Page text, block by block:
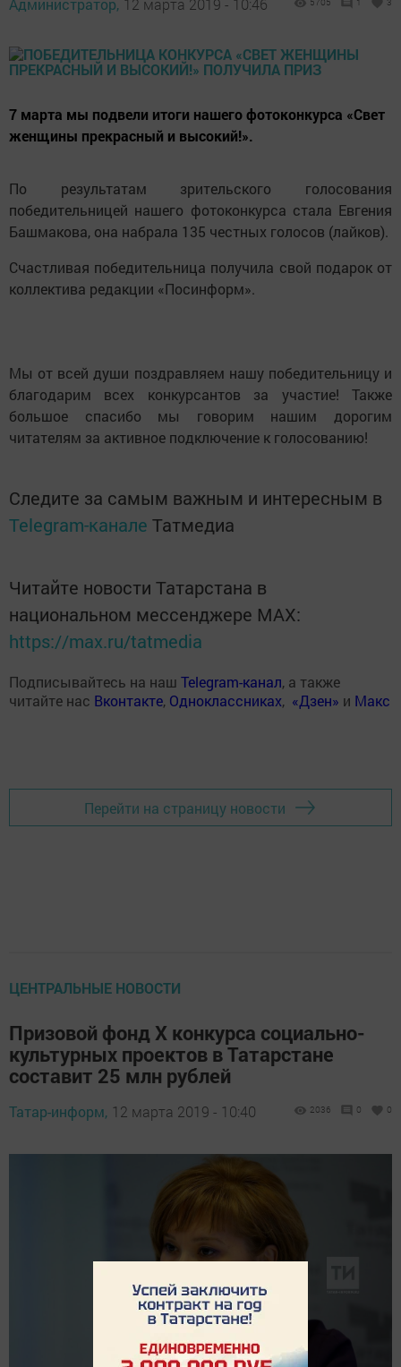
Администратор, 12 марта 2019 - 10:46
7 марта мы подвели итоги нашего фотоконкурса «Свет
женщины прекрасный и высокий!».
По результатам зрительского голосования
победительницей нашего фотоконкурса стала Евгения
Башмакова, она набрала 135 честных голосов (лайков).
Счастливая победительница получила свой подарок от
коллектива редакции «Посинформ».
Мы от всей души поздравляем нашу победительницу и
благодарим всех конкурсантов за участие! Также
большое спасибо мы говорим нашим дорогим
читателям за активное подключение к голосованию!
Следите за самым важным и интересным в
Telegram-канале Татмедиа
Читайте новости Татарстана в
национальном мессенджере MАХ:
https://max.ru/tatmedia
Подписывайтесь на наш Telegram-канал, а также
читайте нас Вконтакте, Одноклассниках, «Дзен» и Макс
Перейти на страницу новости
ЦЕНТРАЛЬНЫЕ НОВОСТИ
Призовой фонд X конкурса социально-
культурных проектов в Татарстане
составит 25 млн рублей
Татар-информ, 12 марта 2019 - 10:40 2036 0 0